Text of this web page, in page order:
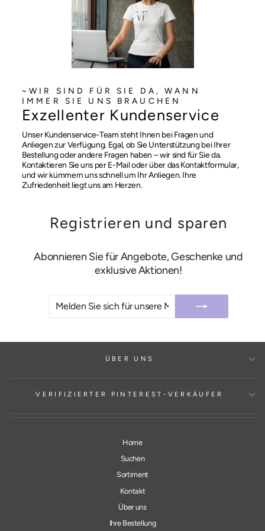
~WIR SIND FÜR SIE DA, WANN
IMMER SIE UNS BRAUCHEN
Exzellenter Kundenservice
Unser Kundenservice-Team steht Ihnen bei Fragen und
Anliegen zur Verfügung. Egal, ob Sie Unterstützung bei Ihrer
Bestellung oder andere Fragen haben – wir sind für Sie da.
Kontaktieren Sie uns per E-Mail oder über das Kontaktformular,
und wir kümmern uns schnell um Ihr Anliegen. Ihre
Zufriedenheit liegt uns am Herzen.
Registrieren und sparen
Abonnieren Sie für Angebote, Geschenke und
exklusive Aktionen!
MELDEN
SIE
ABONNIEREN
ÜBER UNS
VERIFIZIERTER PINTEREST-VERKÄUFER
Home
Suchen
Sortiment
Kontakt
Über uns
Ihre Bestellung